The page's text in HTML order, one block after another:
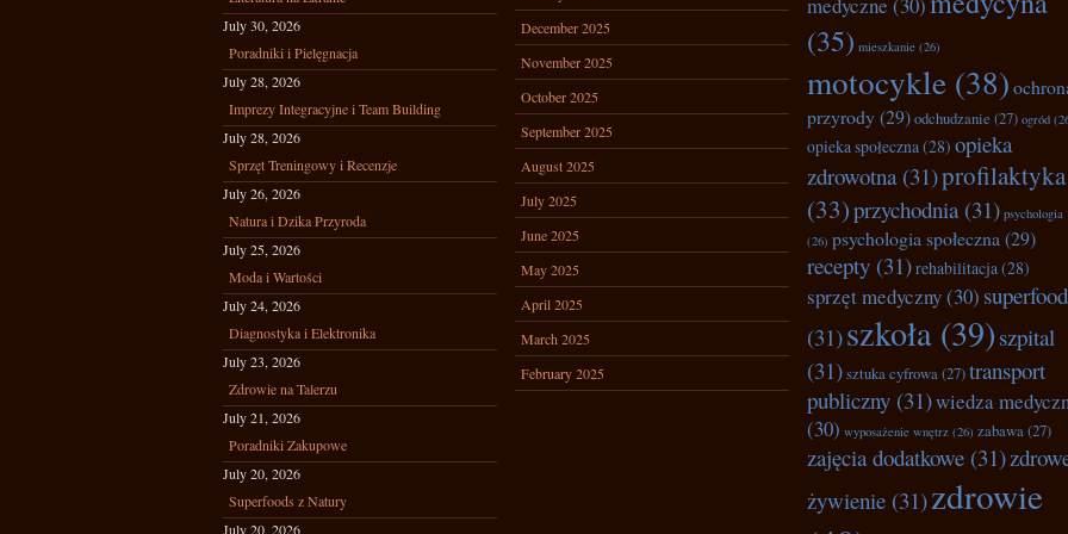
July 30, 2026
Poradniki i Pielęgnacja
July 28, 2026
Imprezy Integracyjne i Team Building
July 28, 2026
Sprzęt Treningowy i Recenzje
July 26, 2026
Natura i Dzika Przyroda
July 25, 2026
Moda i Wartości
July 24, 2026
Diagnostyka i Elektronika
July 23, 2026
Zdrowie na Talerzu
July 21, 2026
Poradniki Zakupowe
July 20, 2026
Superfoods z Natury
July 20, 2026
December 2025
November 2025
October 2025
September 2025
August 2025
July 2025
June 2025
May 2025
April 2025
March 2025
February 2025
(35) mieszkanie (26)
motocykle (38)
przyrody(29)odchudzanie (27) ogród
opieka społeczna(28) opieka
zdrowotna(31)profilaktyka
(33)przychodnia(31) psychologia
(26) psychologia społeczna (29)
recepty (31)rehabilitacja(28)
sprzęt medyczny(30)
(31)szkoła (39) szpital
(31)sztuka cyfrowa(27)transport
publiczny (31)wiedza
(30) wyposażenie wnętrz (26) zabawa(27)
zajęcia dodatkowe (31)
żywienie (31)zdrowie